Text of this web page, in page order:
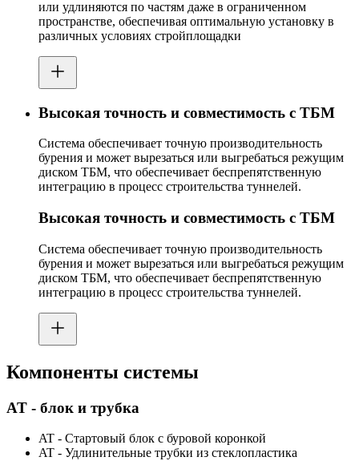
или удлиняются по частям даже в ограниченном
пространстве, обеспечивая оптимальную установку в
различных условиях стройплощадки
Высокая точность и совместимость с ТБМ
Система обеспечивает точную производительность
бурения и может вырезаться или выгребаться режущим
диском ТБМ, что обеспечивает беспрепятственную
интеграцию в процесс строительства туннелей.
Высокая точность и совместимость с ТБМ
Система обеспечивает точную производительность
бурения и может вырезаться или выгребаться режущим
диском ТБМ, что обеспечивает беспрепятственную
интеграцию в процесс строительства туннелей.
Компоненты системы
AT - блок и трубка
AT - Стартовый блок с буровой коронкой
AT - Удлинительные трубки из стеклопластика